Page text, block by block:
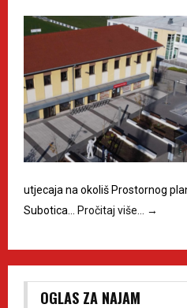
utjecaja na okoliš Prostornog
Subotica… Pročitaj više… →
OGLAS ZA NAJAM